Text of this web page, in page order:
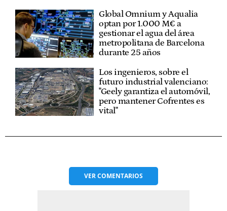
Global Omnium y Aqualia
optan por 1.000 M€ a
gestionar el agua del área
metropolitana de Barcelona
durante 25 años
Los ingenieros, sobre el
futuro industrial valenciano:
"Geely garantiza el automóvil,
pero mantener Cofrentes es
vital"
VERCOMENTARIOS